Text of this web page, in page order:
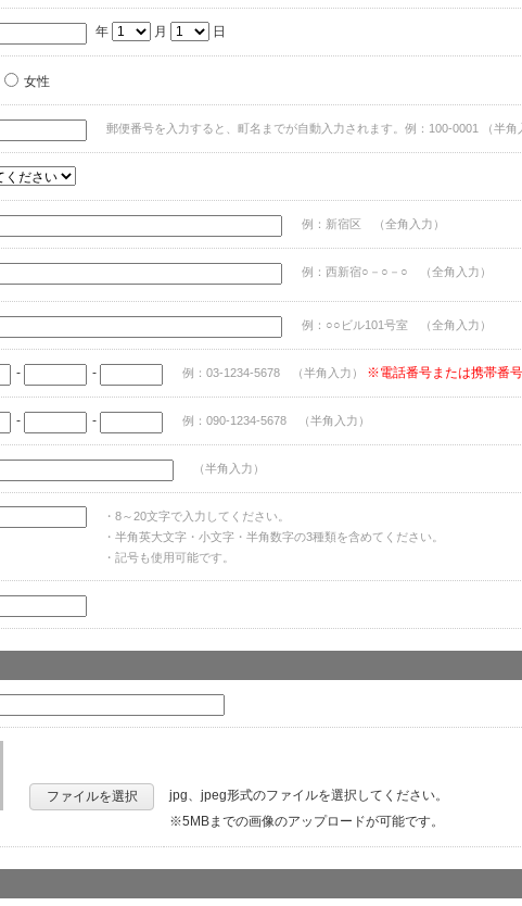
年 月 日
女性
郵便番号を入力すると、町名までが自動入力されます。例：100-0001 （半角
例：新宿区 （全角入力）
例：西新宿○－○－○ （全角入力）
例：○○ビル101号室 （全角入力）
- - 例：03-1234-5678 （半角入力） ※電話番号または携帯番
- - 例：090-1234-5678 （半角入力）
（半角入力）
・8～20文字で入力してください。
・半角英大文字・小文字・半角数字の3種類を含めてください。
・記号も使用可能です。
ファイルを選択
jpg、jpeg形式のファイルを選択してください。
※5MBまでの画像のアップロードが可能です。